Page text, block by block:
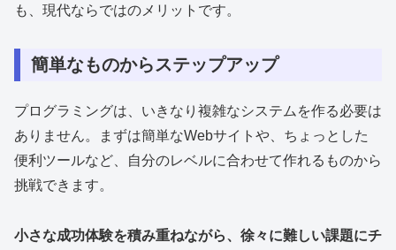
も、現代ならではのメリットです。
簡単なものからステップアップ
プログラミングは、いきなり複雑なシステムを作る必要は
ありません。まずは簡単なWebサイトや、ちょっとした
便利ツールなど、自分のレベルに合わせて作れるものから
挑戦できます。
小さな成功体験を積み重ねながら、徐々に難しい課題にチ